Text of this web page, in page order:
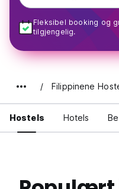
Fleksibel booking og
tilgjengelig.
Filippinene
Hostels Hotels